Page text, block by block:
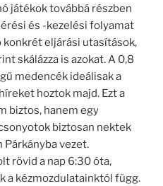
játékok továbbá részben
és -kezelési folyamat
eljárási utasítások,
skálázza is azokat. A 0,8
medencék ideálisak a
hoztok majd. Ezt a
biztos, hanem egy
biztosan nektek
Párkányba vezet.
rövid a nap 6:30 óta,
a kézmozdulatainktól függ.